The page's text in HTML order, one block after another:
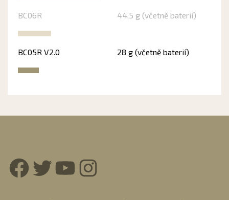
BC06R 44,5 g (včetně baterií)
BC05R V2.0 28 g (včetně baterií)
Facebook
Twitter
YouTube